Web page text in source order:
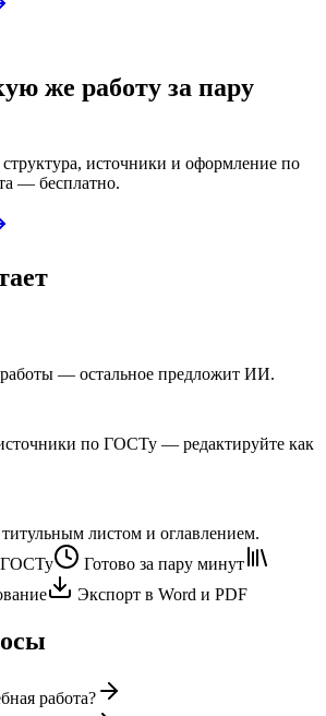
же работу за пару
источники и оформление по
— бесплатно.
— остальное предложит ИИ.
по ГОСТу — редактируйте как
листом и оглавлением.
ГОСТу
Готово за пару минут
Экспорт в Word и PDF
работа?